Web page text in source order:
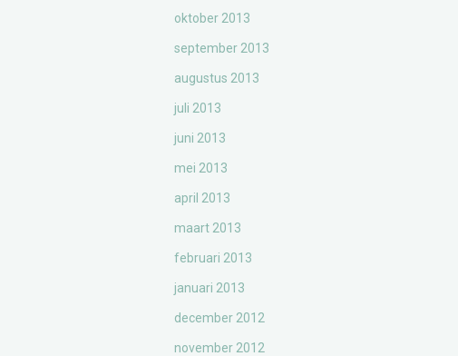
oktober 2013
september 2013
augustus 2013
juli 2013
juni 2013
mei 2013
april 2013
maart 2013
februari 2013
januari 2013
december 2012
november 2012